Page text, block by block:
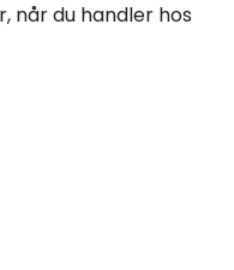
når du handler hos